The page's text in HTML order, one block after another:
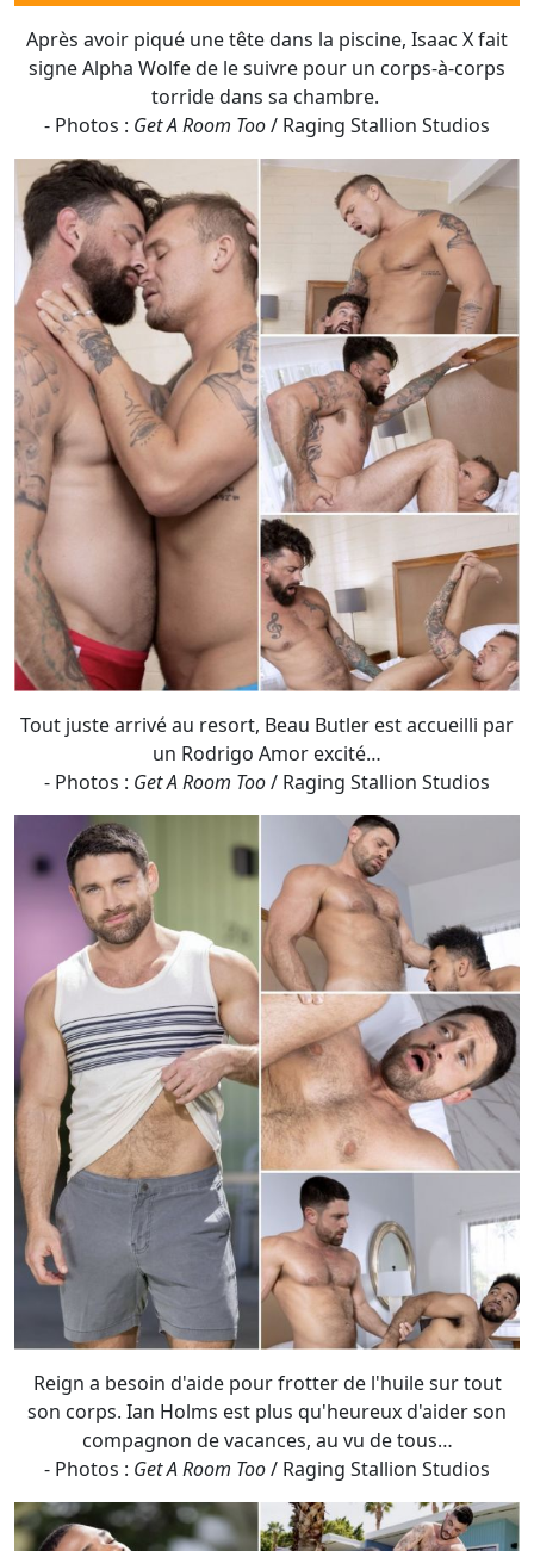
Tout juste arrivé au resort, Beau Butler est accueilli par
un Rodrigo Amor excité…
- Photos : Get A Room Too / Raging Stallion Studios
Reign a besoin d'aide pour frotter de l'huile sur tout
son corps. Ian Holms est plus qu'heureux d'aider son
compagnon de vacances, au vu de tous…
- Photos :Get A Room Too / Raging Stallion Studios